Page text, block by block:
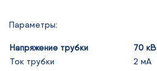
Параметры:
Напряжение трубки
70 кВ
Ток трубки
2 мА